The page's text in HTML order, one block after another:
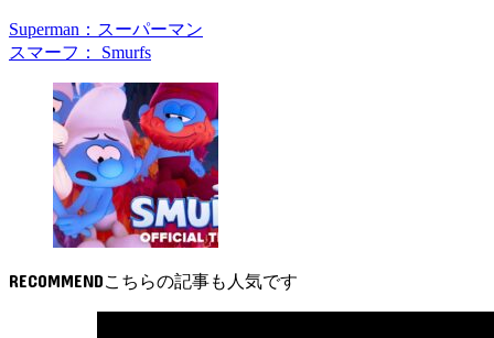
Superman：スーパーマン
スマーフ： Smurfs
RECOMMEND